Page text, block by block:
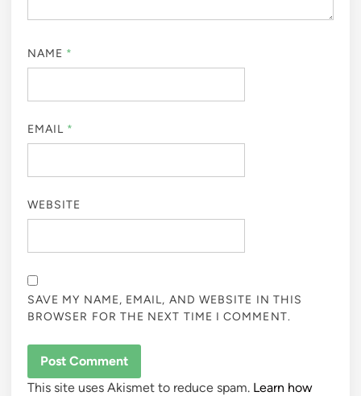
NAME *
EMAIL *
WEBSITE
SAVE MY NAME, EMAIL, AND WEBSITE IN THIS
BROWSER FOR THE NEXT TIME I COMMENT.
This site uses Akismet to reduce spam. Learn how